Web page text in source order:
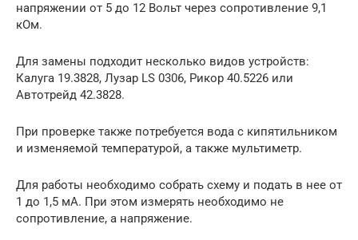
напряжении от 5 до 12 Вольт через сопротивление 9,1
кОм.
Для замены подходит несколько видов устройств:
Калуга 19.3828, Лузар LS 0306, Рикор 40.5226 или
Автотрейд 42.3828.
При проверке также потребуется вода с кипятильником
и изменяемой температурой, а также мультиметр.
Для работы необходимо собрать схему и подать в нее от
1 до 1,5 мА. При этом измерять необходимо не
сопротивление, а напряжение.